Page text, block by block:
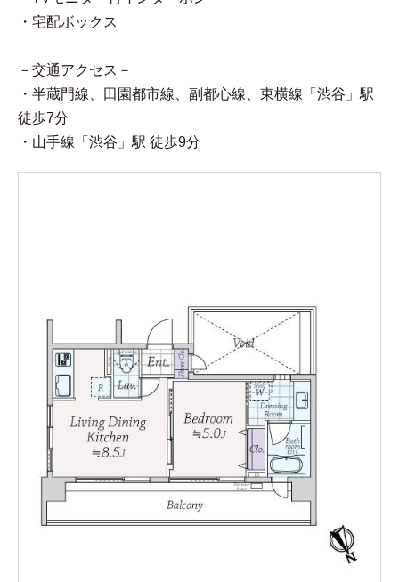
・宅配ボックス
－交通アクセス－
・半蔵門線、田園都市線、副都心線、東横線「渋谷」駅
徒歩7分
・山手線「渋谷」駅 徒歩9分